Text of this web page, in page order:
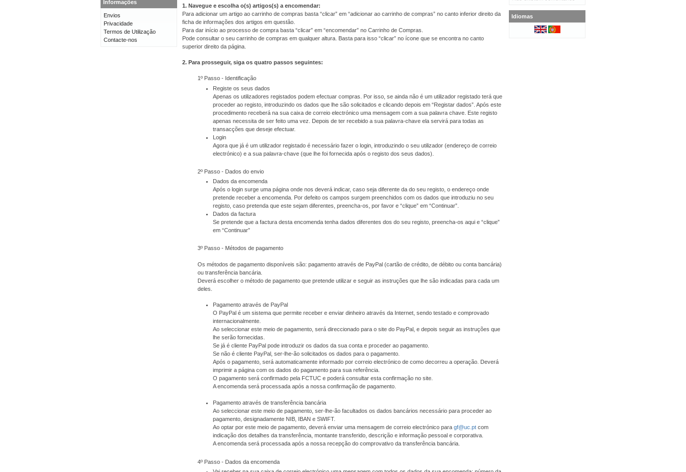
1. Navegue e escolha o(s) artigos(s) a encomendar:
Para adicionar um artigo ao carrinho de compras basta “clicar” em “adicionar ao carrinho de compras” no canto inferior direito da
ficha de informações dos artigos em questão.
Para dar início ao processo de compra basta “clicar” em “encomendar” no Carrinho de Compras.
Pode consultar o seu carrinho de compras em qualquer altura. Basta para isso “clicar” no ícone que se encontra no canto
superior direito da página.
2. Para prosseguir, siga os quatro passos seguintes:
1º Passo - Identificação
Registe os seus dados
Apenas os utilizadores registados podem efectuar compras. Por isso, se ainda não é um utilizador registado terá que
proceder ao registo, introduzindo os dados que lhe são solicitados e clicando depois em “Registar dados”. Após este
procedimento receberá na sua caixa de correio electrónico uma mensagem com a sua palavra chave. Este registo
apenas necessita de ser feito uma vez. Depois de ter recebido a sua palavra-chave ela servirá para todas as
transacções que deseje efectuar.
Login
Agora que já é um utilizador registado é necessário fazer o login, introduzindo o seu utilizador (endereço de correio
electrónico) e a sua palavra-chave (que lhe foi fornecida após o registo dos seus dados).
2º Passo - Dados do envio
Dados da encomenda
Após o login surge uma página onde nos deverá indicar, caso seja diferente da do seu registo, o endereço onde
pretende receber a encomenda. Por defeito os campos surgem preenchidos com os dados que introduziu no seu
registo, caso pretenda que este sejam diferentes, preencha-os, por favor e “clique” em “Continuar”.
Dados da factura
Se pretende que a factura desta encomenda tenha dados diferentes dos do seu registo, preencha-os aqui e “clique”
em “Continuar”
3º Passo - Métodos de pagamento
Os métodos de pagamento disponíveis são: pagamento através de PayPal (cartão de crédito, de débito ou conta bancária)
ou transferência bancária.
Deverá escolher o método de pagamento que pretende utilizar e seguir as instruções que lhe são indicadas para cada um
deles.
Pagamento através de PayPal
O PayPal é um sistema que permite receber e enviar dinheiro através da Internet, sendo testado e comprovado
internacionalmente.
Ao seleccionar este meio de pagamento, será direccionado para o site do PayPal, e depois seguir as instruções que
lhe serão fornecidas.
Se já é cliente PayPal pode introduzir os dados da sua conta e proceder ao pagamento.
Se não é cliente PayPal, ser-lhe-ão solicitados os dados para o pagamento.
Após o pagamento, será automaticamente informado por correio electrónico de como decorreu a operação. Deverá
imprimir a página com os dados do pagamento para sua referência.
O pagamento será confirmado pela FCTUC e poderá consultar esta confirmação no site.
A encomenda será processada após a nossa confirmação de pagamento.
Pagamento através de transferência bancária
Ao seleccionar este meio de pagamento, ser-lhe-ão facultados os dados bancários necessário para proceder ao
pagamento, designadamente NIB, IBAN e SWIFT.
Ao optar por este meio de pagamento, deverá enviar uma mensagem de correio electrónico para gf@uc.pt com
indicação dos detalhes da transferência, montante transferido, descrição e informação pessoal e corporativa.
A encomenda será processada após a nossa recepção do comprovativo da transferência bancária.
4º Passo - Dados da encomenda
Informações
Envios
Privacidade
Termos de Utilização
Contacte-nos
Idiomas